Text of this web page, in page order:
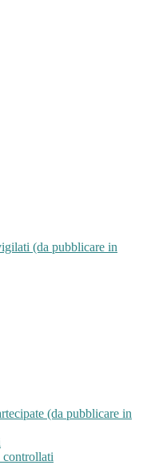
(da pubblicare in
(da pubblicare in